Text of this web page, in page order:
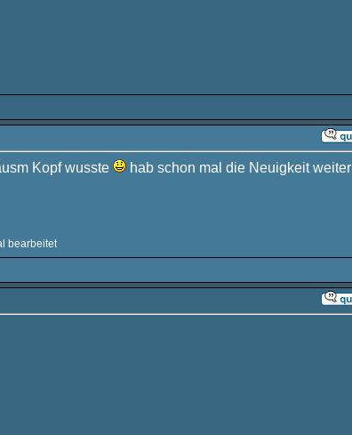
Kopf wusste
hab schon mal die Neuigkeit weiter
bearbeitet